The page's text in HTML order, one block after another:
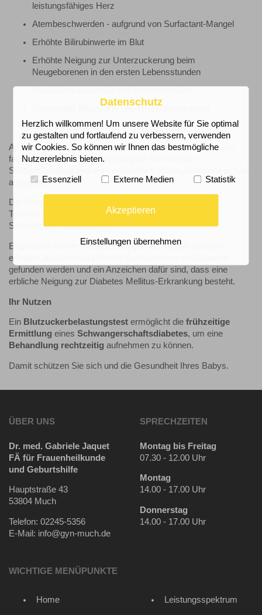
leistungsfähiges Herz
Atembeschwerden - aufgrund von Surfactant-Mangel
Erhöhte Bilirubinwerte im Blut
Erhöhte Neigung zur Unterzuckerung beim
Neugeborenen in den ersten Lebensstunden
Erniedrigter Blutzuckerspiegel (Hypoglykämie)
Calciummangel im Blut (Hypocalcämie)
Als Ursache für den Schwangerschaftsdiabetes werden ein
familiäres Risiko, die Umstellung der hormonellen
Stoffwechsellage und der veränderte Kohlenhydratstoffwechsel
angegeben.
Der Blutzuckerbelastungstest (Oraler Glucose-
Toleranztest bzw. oGTT) dient zur Früherkennung eines
Schwangerschaftsdiabetes.
Ergänzend können Untersuchungen auf Auto-Antikörper
erfolgen, die bei etwa 10% der Schwangeren mit Diabetes
gefunden werden und ein Anzeichen dafür sind, dass eine
erbliche Neigung zur Diabetes Mellitus-Erkrankung besteht.
Ihr Nutzen
Ein Blutzuckerbelastungstest ermöglicht die frühzeitige
Ermittlung eines Schwangerschaftsdiabetes, um eine
Behandlung rechtzeitig aufnehmen zu können.
Damit schützen Sie sich und die Gesundheit Ihres Babys.
ÜBER UNS
Dr. med. Gabriele Jaquet
FÄ für Frauenheilkunde
und Geburtshilfe
Hauptstraße 43
53804 Much
Telefon: 02245-5356
E-Mail: info@gyn-much.de
SPRECHZEITEN
Montag bis Freitag
07.30 - 12.00 Uhr
Montag
14.00 - 17.00 Uhr
Donnerstag
14.00 - 17.00 Uhr
WICHTIGE MENÜPUNKTE
Home Leistungsspektrum
Datenschutz
Herzlich willkommen! Um unsere Website für Sie optimal
zu gestalten und fortlaufend zu verbessern, verwenden
wir Cookies. So können wir Ihnen das bestmögliche
Nutzererlebnis bieten.
Essenziell Externe Medien Statistik
Akzeptieren
Einstellungen übernehmen